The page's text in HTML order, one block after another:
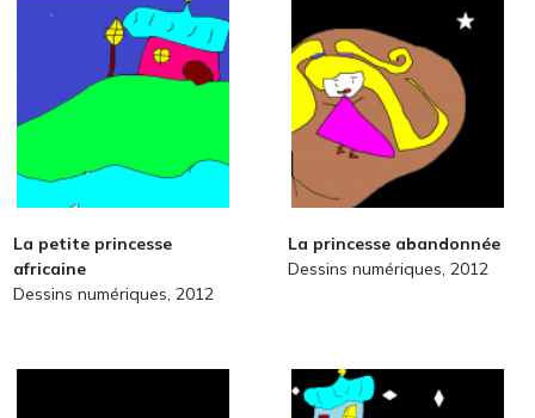
La petite princesse
africaine
Dessins numériques, 2012
La princesse abandonnée
Dessins numériques, 2012